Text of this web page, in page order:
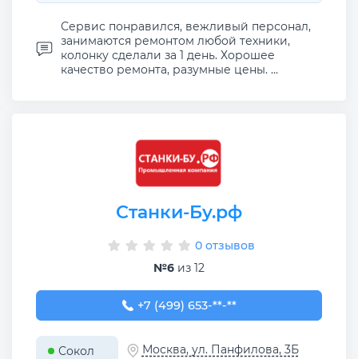
Сервис понравился, вежливый персонал,
занимаются ремонтом любой техники,
колонку сделали за 1 день. Хорошее
качество ремонта, разумные цены. ...
Станки-Бу.рф
0 отзывов
№6 из 12
+7 (499) 653-78-70
+7 (499) 653-**-**
Сокол Москва, ул. Панфилова, 3Б